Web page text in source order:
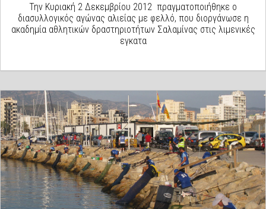
Την Κυριακή 2 Δεκεμβρίου 2012 πραγματοποιήθηκε ο
διασυλλογικός αγώνας αλιείας με φελλό, που διοργάνωσε η
ακαδημία αθλητικών δραστηριοτήτων Σαλαμίνας στις λιμενικές
εγκατα